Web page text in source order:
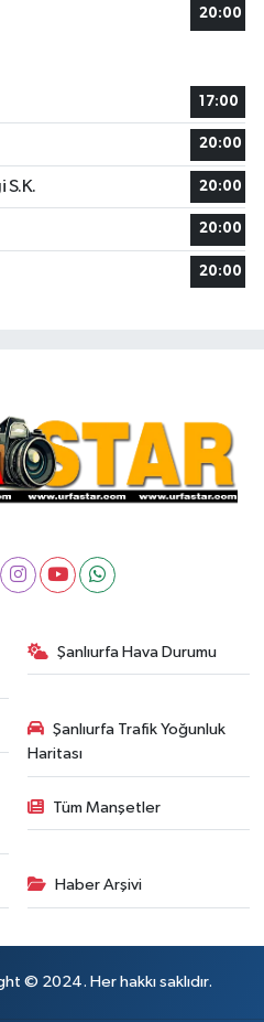
20:00
17:00
20:00
20:00
20:00
20:00
Şanlıurfa Hava Durumu
Şanlıurfa Trafik Yoğunluk
Haritası
Tüm Manşetler
Haber Arşivi
© 2024. Her hakkı saklıdır.